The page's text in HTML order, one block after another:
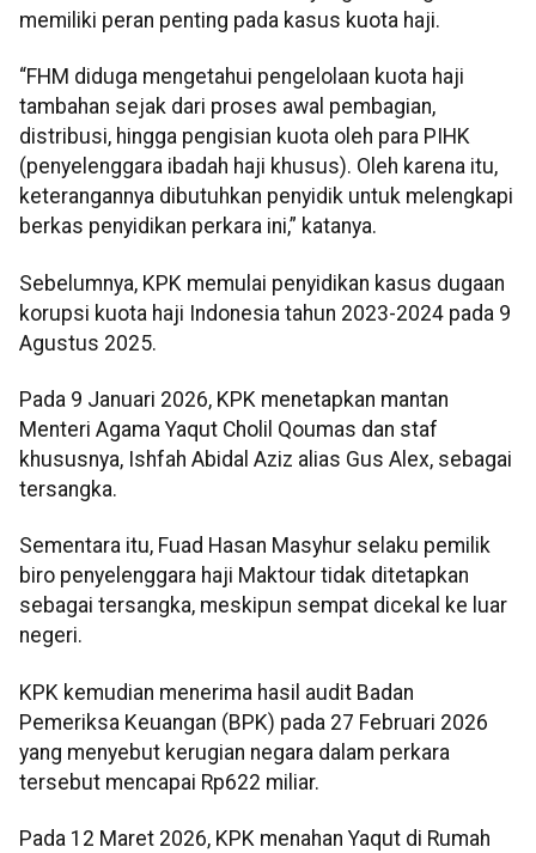
memiliki peran penting pada kasus kuota haji.
“FHM diduga mengetahui pengelolaan kuota haji
tambahan sejak dari proses awal pembagian,
distribusi, hingga pengisian kuota oleh para PIHK
(penyelenggara ibadah haji khusus). Oleh karena itu,
keterangannya dibutuhkan penyidik untuk melengkapi
berkas penyidikan perkara ini,” katanya.
Sebelumnya, KPK memulai penyidikan kasus dugaan
korupsi kuota haji Indonesia tahun 2023-2024 pada 9
Agustus 2025.
Pada 9 Januari 2026, KPK menetapkan mantan
Menteri Agama Yaqut Cholil Qoumas dan staf
khususnya, Ishfah Abidal Aziz alias Gus Alex, sebagai
tersangka.
Sementara itu, Fuad Hasan Masyhur selaku pemilik
biro penyelenggara haji Maktour tidak ditetapkan
sebagai tersangka, meskipun sempat dicekal ke luar
negeri.
KPK kemudian menerima hasil audit Badan
Pemeriksa Keuangan (BPK) pada 27 Februari 2026
yang menyebut kerugian negara dalam perkara
tersebut mencapai Rp622 miliar.
Pada 12 Maret 2026, KPK menahan Yaqut di Rumah